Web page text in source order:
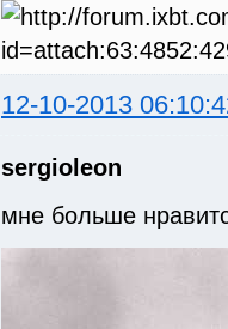
12-10-2013
sergioleon
мне больше